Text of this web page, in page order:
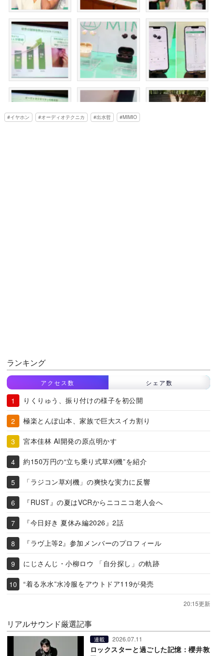
イヤホン オーディオテクニカ 出水哲 MIMIO
ランキング
アクセス数 シェア数
りくりゅう、振り付けの様子を初公開
極楽とんぼ山本、家族で巨大スイカ割り
宮本佳林 AI開発の原点明かす
約150万円の“立ち乗り式草刈機”を紹介
「ラジコン草刈機」の爽快な実力に反響
『RUST』の夏はVCRからニコニコ老人会へ
『今日好き 夏休み編2026』2話
『ラヴ上等2』参加メンバーのプロフィール
にじさんじ・小柳ロウ 「自分探し」の軌跡
“着る氷水”水冷服をアウトドア119が発売
20:15更新
リアルサウンド厳選記事
連載 2026.07.11
ロックスターと過ごした記憶：櫻井敦